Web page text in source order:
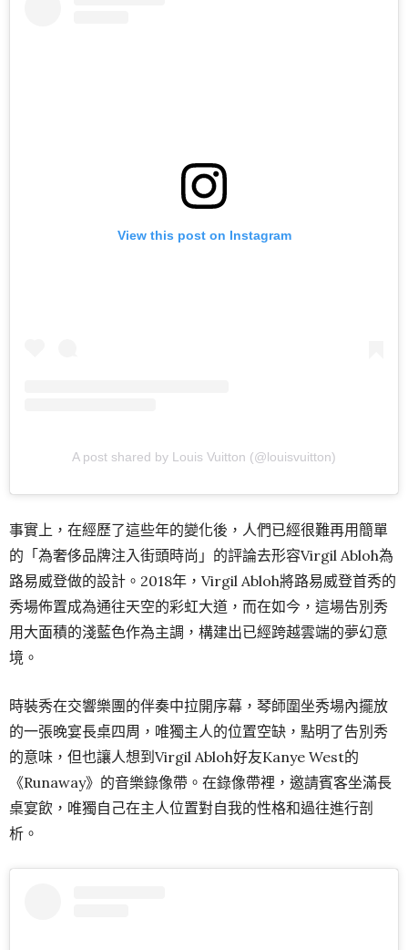
View this post on Instagram
A post shared by Louis Vuitton (@louisvuitton)
事實上，在經歷了這些年的變化後，人們已經很難再用簡單
的「為奢侈品牌注入街頭時尚」的評論去形容Virgil Abloh為
路易威登做的設計。2018年，Virgil Abloh將路易威登首秀的
秀場佈置成為通往天空的彩虹大道，而在如今，這場告別秀
用大面積的淺藍色作為主調，構建出已經跨越雲端的夢幻意
境。
時裝秀在交響樂團的伴奏中拉開序幕，琴師圍坐秀場內擺放
的一張晚宴長桌四周，唯獨主人的位置空缺，點明了告別秀
的意味，但也讓人想到Virgil Abloh好友Kanye West的
《Runaway》的音樂錄像帶。在錄像帶裡，邀請賓客坐滿長
桌宴飲，唯獨自己在主人位置對自我的性格和過往進行剖
析。